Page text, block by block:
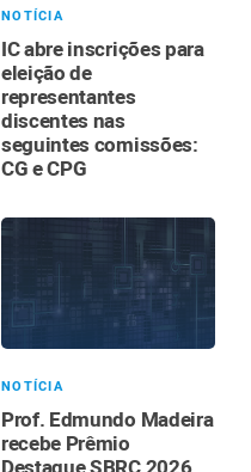
NOTÍCIA
IC abre inscrições para
eleição de
representantes
discentes nas
seguintes comissões:
CG e CPG
NOTÍCIA
Prof. Edmundo Madeira
recebe Prêmio